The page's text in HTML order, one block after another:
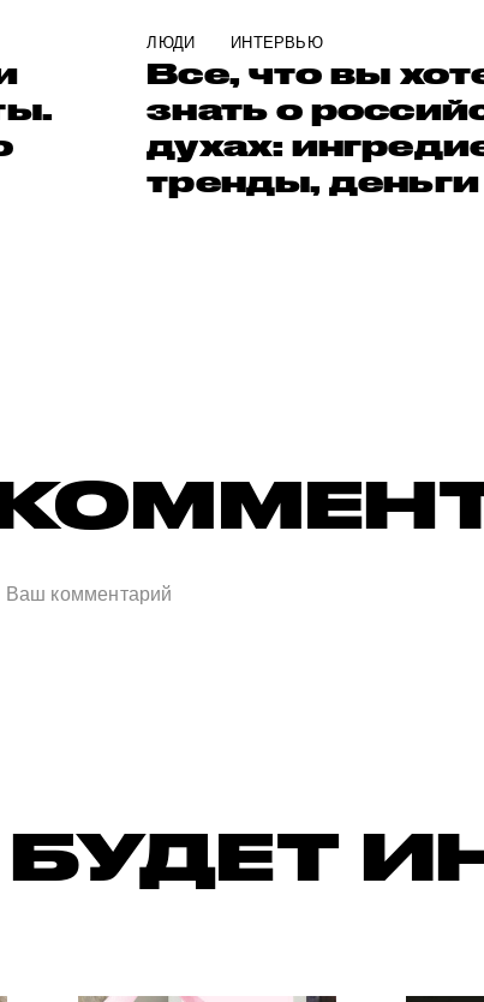
ЛЮДИ ИНТЕРВЬЮ
Все, что вы
знать о
духах:
тренды, деньги